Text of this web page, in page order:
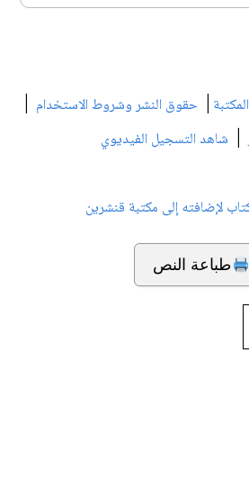
| حقوق النشر وشروط الاستخدام |
| شاهد التسجيل الفيديوي
لإضافته إلى مكتبة قنشرين
طباعة النص